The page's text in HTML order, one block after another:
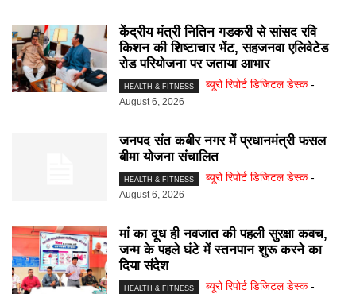
केंद्रीय मंत्री नितिन गडकरी से सांसद रवि
किशन की शिष्टाचार भेंट, सहजनवा एलिवेटेड
रोड परियोजना पर जताया आभार
HEALTH & FITNESS ब्यूरो रिपोर्ट डिजिटल डेस्क -
August 6, 2026
जनपद संत कबीर नगर में प्रधानमंत्री फसल
बीमा योजना संचालित
HEALTH & FITNESS ब्यूरो रिपोर्ट डिजिटल डेस्क -
August 6, 2026
मां का दूध ही नवजात की पहली सुरक्षा कवच,
जन्म के पहले घंटे में स्तनपान शुरू करने का
दिया संदेश
HEALTH & FITNESS ब्यूरो रिपोर्ट डिजिटल डेस्क -